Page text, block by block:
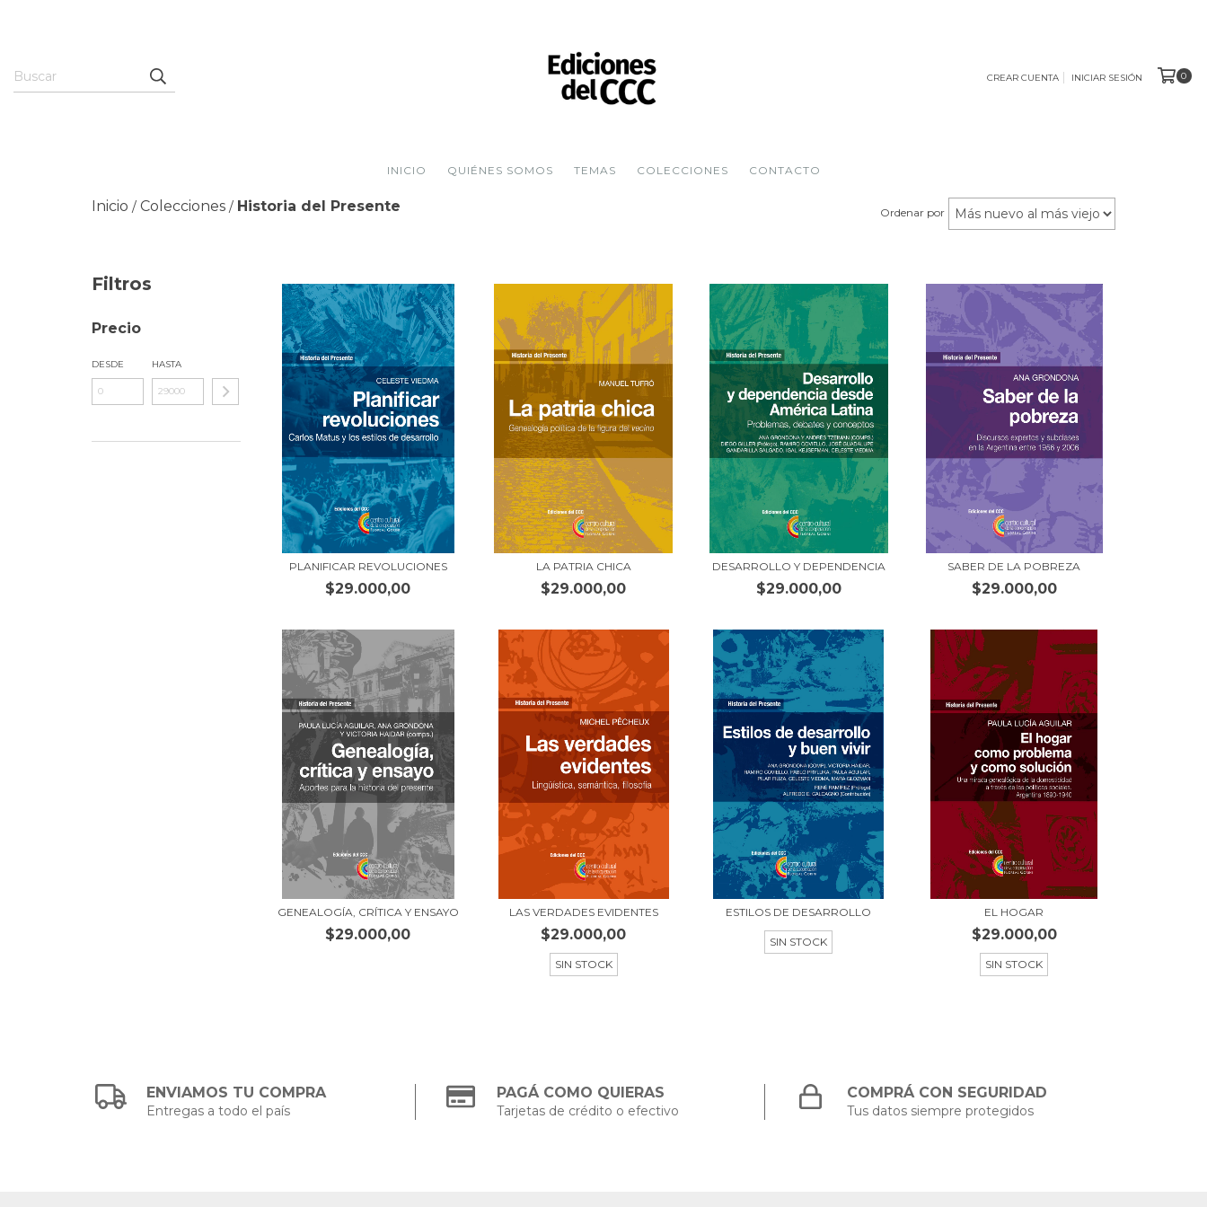
CREAR CUENTA INICIAR SESIÓN 0
INICIO QUIÉNES SOMOS TEMAS COLECCIONES CONTACTO
Inicio / Colecciones / Historia del Presente Ordenar por
Filtros
Precio
DESDE HASTA
PLANIFICAR REVOLUCIONES
$29.000,00
LA PATRIA CHICA
$29.000,00
DESARROLLO Y DEPENDENCIA
$29.000,00
SABER DE LA POBREZA
$29.000,00
GENEALOGÍA, CRÍTICA Y ENSAYO
$29.000,00
LAS VERDADES EVIDENTES
$29.000,00
SIN STOCK
ESTILOS DE DESARROLLO
SIN STOCK
EL HOGAR
$29.000,00
SIN STOCK
ENVIAMOS TU COMPRA
Entregas a todo el país
PAGÁ COMO QUIERAS
Tarjetas de crédito o efectivo
COMPRÁ CON SEGURIDAD
Tus datos siempre protegidos